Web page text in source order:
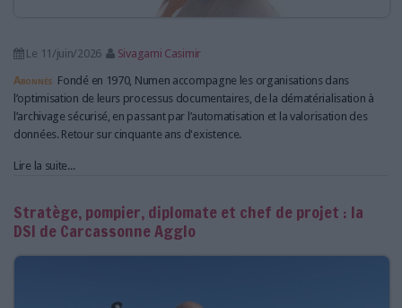
Le 11/juin/2026
Sivagami Casimir
Abonnés Fondé en 1970, Numen accompagne les organisations dans
l’optimisation de leurs processus documentaires, de la dématérialisation à
l’archivage sécurisé, en passant par l’automatisation et la valorisation des
données. Retour sur cinquante ans d'existence.
Lire la suite...
Stratège, pompier, diplomate et chef de projet : la
DSI de Carcassonne Agglo